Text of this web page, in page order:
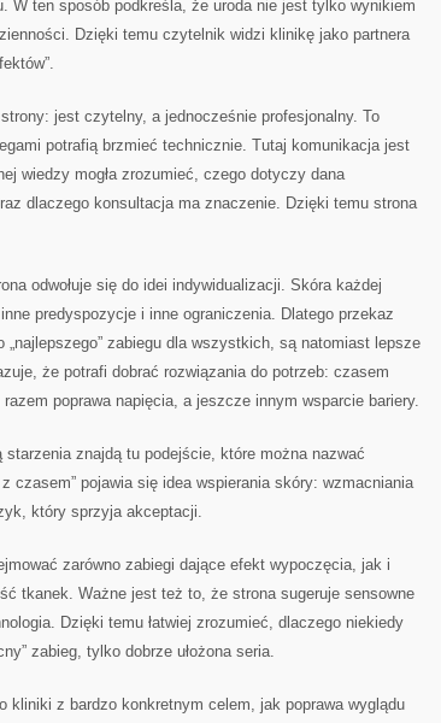
W ten sposób podkreśla, że uroda nie jest tylko wynikiem
Dzięki temu czytelnik widzi klinikę jako partnera
jest czytelny, a jednocześnie profesjonalny. To
potrafią brzmieć technicznie. Tutaj komunikacja jest
wiedzy mogła zrozumieć, czego dotyczy dana
dlaczego konsultacja ma znaczenie. Dzięki temu strona
odwołuje się do idei indywidualizacji. Skóra każdej
predyspozycje i inne ograniczenia. Dlatego przekaz
zabiegu dla wszystkich, są natomiast lepsze
że potrafi dobrać rozwiązania do potrzeb: czasem
poprawa napięcia, a jeszcze innym wsparcie bariery.
znajdą tu podejście, które można nazwać
czasem” pojawia się idea wspierania skóry: wzmacniania
który sprzyja akceptacji.
zarówno zabiegi dające efekt wypoczęcia, jak i
tkanek. Ważne jest też to, że strona sugeruje sensowne
Dzięki temu łatwiej zrozumieć, dlaczego niekiedy
zabieg, tylko dobrze ułożona seria.
kliniki z bardzo konkretnym celem, jak poprawa wyglądu